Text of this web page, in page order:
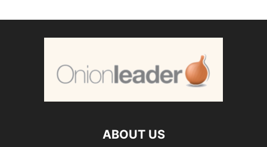
ABOUT US